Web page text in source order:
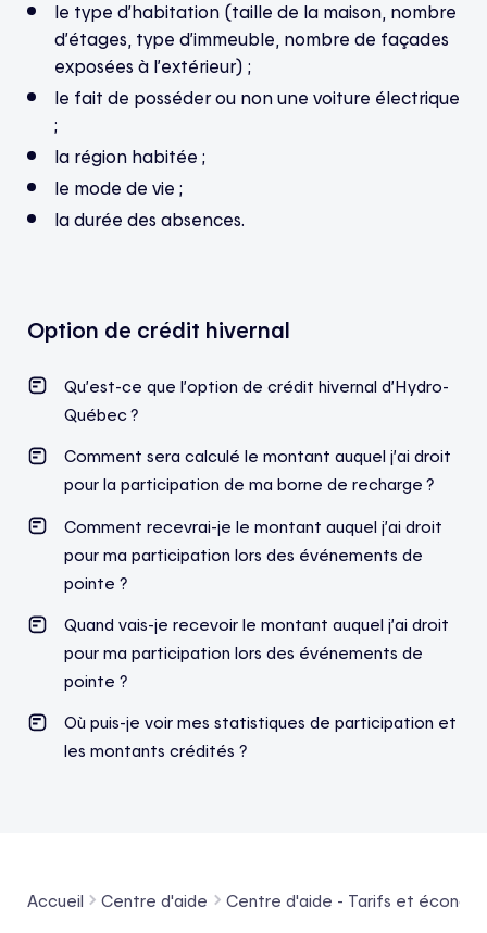
le type d’habitation (taille de la maison, nombre
d’étages, type d’immeuble, nombre de façades
exposées à l’extérieur) ;
le fait de posséder ou non une voiture électrique
;
la région habitée ;
le mode de vie ;
la durée des absences.
Option de crédit hivernal
Qu’est-ce que l’option de crédit hivernal d’Hydro-
Québec ?
Comment sera calculé le montant auquel j’ai droit
pour la participation de ma borne de recharge ?
Comment recevrai-je le montant auquel j’ai droit
pour ma participation lors des événements de
pointe ?
Quand vais-je recevoir le montant auquel j’ai droit
pour ma participation lors des événements de
pointe ?
Où puis-je voir mes statistiques de participation et
les montants crédités ?
Accueil Centre d'aide Centre d'aide - Tarifs et